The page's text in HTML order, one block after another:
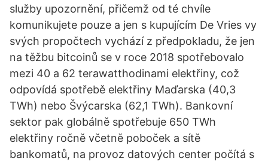
služby upozornění, přičemž od té chvíle
komunikujete pouze a jen s kupujícím De Vries vy
svých propočtech vychází z předpokladu, že jen
na těžbu bitcoinů se v roce 2018 spotřebovalo
mezi 40 a 62 terawatthodinami elektřiny, což
odpovídá spotřebě elektřiny Maďarska (40,3
TWh) nebo Švýcarska (62,1 TWh). Bankovní
sektor pak globálně spotřebuje 650 TWh
elektřiny ročně včetně poboček a sítě
bankomatů, na provoz datových center počítá s